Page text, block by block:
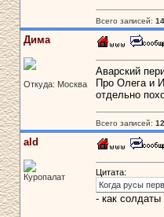
Всего записей:
Дима
Откуда: Москва
Аварский
Про Олега и
отдельно
Всего записей:
ald
Куропалат
Цитата:
Когда русы
- как